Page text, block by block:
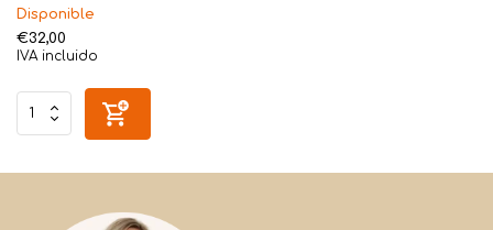
Disponible
€32,00
IVA incluido